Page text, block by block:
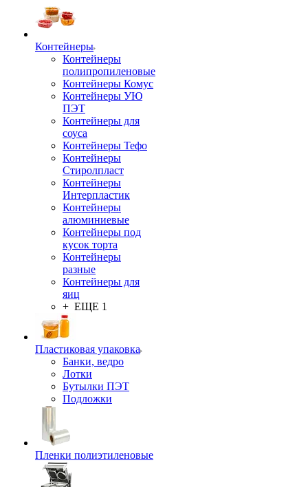
Контейнеры
Контейнеры
полипропиленовые
Контейнеры Комус
Контейнеры УЮ
ПЭТ
Контейнеры для
соуса
Контейнеры Тефо
Контейнеры
Стиролпласт
Контейнеры
Интерпластик
Контейнеры
алюминиевые
Контейнеры под
кусок торта
Контейнеры
разные
Контейнеры для
яиц
+ ЕЩЕ 1
Пластиковая упаковка
Банки, ведро
Лотки
Бутылки ПЭТ
Подложки
Пленки полиэтиленовые